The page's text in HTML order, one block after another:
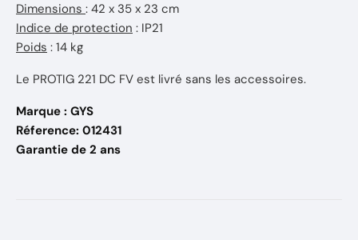
Dimensions : 42 x 35 x 23 cm
Indice de protection : IP21
Poids : 14 kg
Le PROTIG 221 DC FV est livré sans les accessoires.
Marque : GYS
Réference: 012431
Garantie de 2 ans